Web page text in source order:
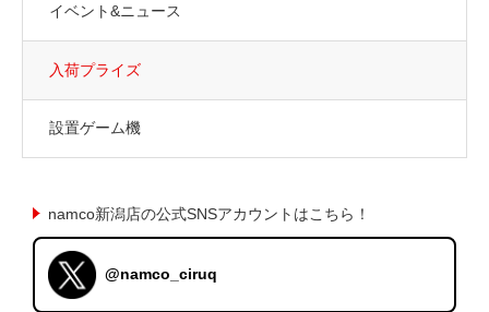
イベント&ニュース
入荷プライズ
設置ゲーム機
namco新潟店の公式SNSアカウントはこちら！
@namco_ciruq